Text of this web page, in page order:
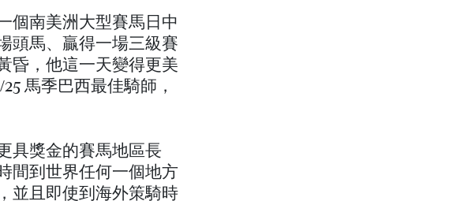
個南美洲大型賽馬日中
頭馬、贏得一場三級賽
昏，他這一天變得更美
馬季巴西最佳騎師，
具獎金的賽馬地區長
間到世界任何一個地方
並且即使到海外策騎時